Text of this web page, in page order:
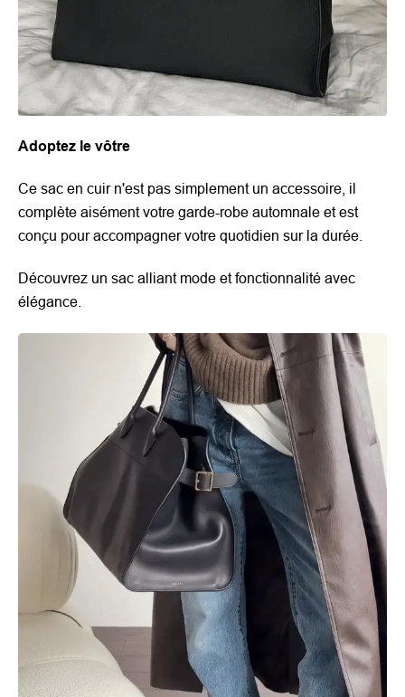
Adoptez le vôtre
Ce sac en cuir n'est pas simplement un accessoire, il
complète aisément votre garde-robe automnale et est
conçu pour accompagner votre quotidien sur la durée.
Découvrez un sac alliant mode et fonctionnalité avec
élégance.